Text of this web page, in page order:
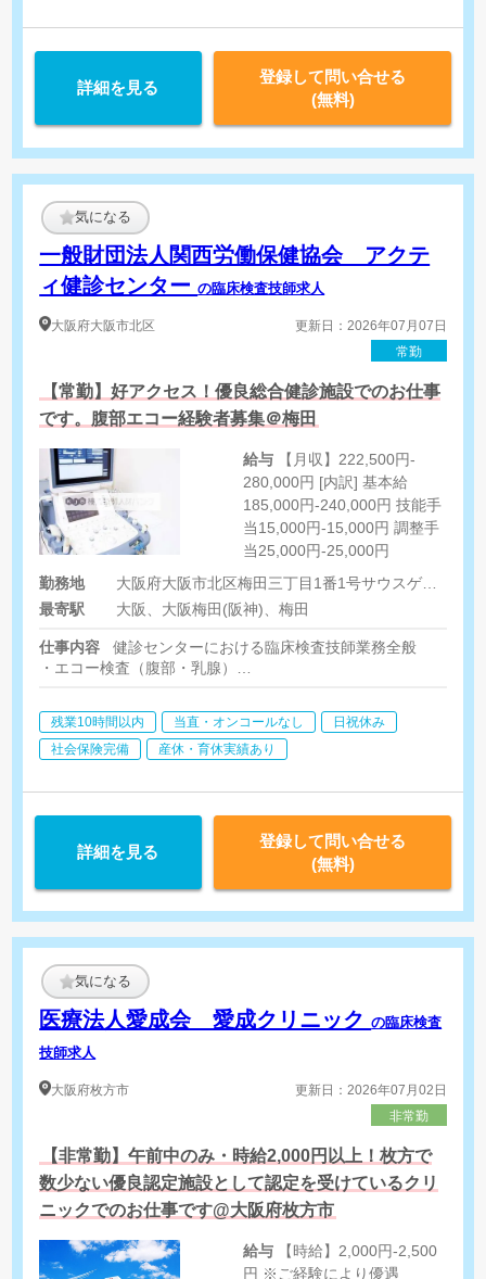
詳細を見る
登録して問い合せる
(無料)
気になる
一般財団法人関西労働保健協会 アクテ
ィ健診センターの臨床検査技師求人
大阪府大阪市北区
更新日：2026年07月07日
常勤
【常勤】好アクセス！優良総合健診施設でのお仕事
です。腹部エコー経験者募集＠梅田
給与
280,000円 [内訳] 基本給
185,000円‐240,000円 技能手
当15,000円‐15,000円 調整手
当25,000円‐25,000円
勤務地
大阪府大阪市北区梅田三丁目1番1号サウスゲートビル17階
最寄駅
大阪、大阪梅田(阪神)、梅田
仕事内容
健診センターにおける臨床検査技師業務全般
・エコー検査（腹部・乳腺）
・検体検査 など
残業10時間以内 当直・オンコールなし
日祝休み
社会保険完備
産休・育休実績あり
詳細を見る
登録して問い合せる
(無料)
気になる
医療法人愛成会 愛成クリニックの臨床検査
技師求人
大阪府枚方市
更新日：2026年07月02日
非常勤
【非常勤】午前中のみ・時給2,000円以上！枚方で
数少ない優良認定施設として認定を受けているクリ
ニックでのお仕事です@大阪府枚方市
給与
円 ※ご経験により優遇